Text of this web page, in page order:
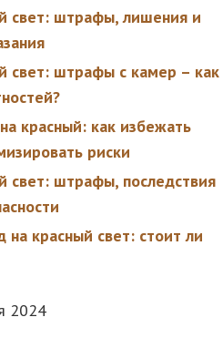
свет: штрафы, лишения и
свет: штрафы с камер – как
красный: как избежать
риски
свет: штрафы, последствия
красный свет: стоит ли
2024